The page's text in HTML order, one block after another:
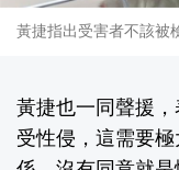
黃捷指出受害者不該被
黃捷也一同聲援
受性侵，這需要